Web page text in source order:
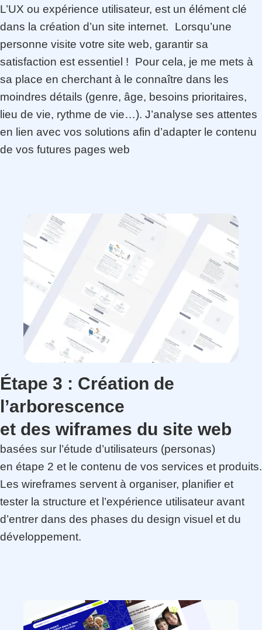
L’UX ou expérience utilisateur, est un élément clé
dans la création d’un site internet. Lorsqu’une
personne visite votre site web, garantir sa
satisfaction est essentiel ! Pour cela, je me mets à
sa place en cherchant à le connaître dans les
moindres détails (genre, âge, besoins prioritaires,
lieu de vie, rythme de vie…). J’analyse ses attentes
en lien avec vos solutions afin d’adapter le contenu
de vos futures pages web
Étape 3 : Création de
l’arborescence
et des wiframes du site web
basées sur l’étude d’utilisateurs (personas)
en étape 2 et le contenu de vos services et produits.
Les wireframes servent à organiser, planifier et
tester la structure et l’expérience utilisateur avant
d’entrer dans des phases du design visuel et du
développement.